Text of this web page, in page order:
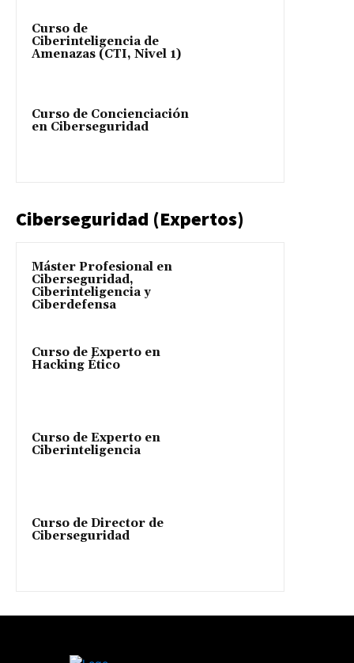
Curso de
Ciberinteligencia de
Amenazas (CTI, Nivel 1)
Curso de Concienciación
en Ciberseguridad
Ciberseguridad (Expertos)
Máster Profesional en
Ciberseguridad,
Ciberinteligencia y
Ciberdefensa
Curso de Experto en
Hacking Ético
Curso de Experto en
Ciberinteligencia
Curso de Director de
Ciberseguridad